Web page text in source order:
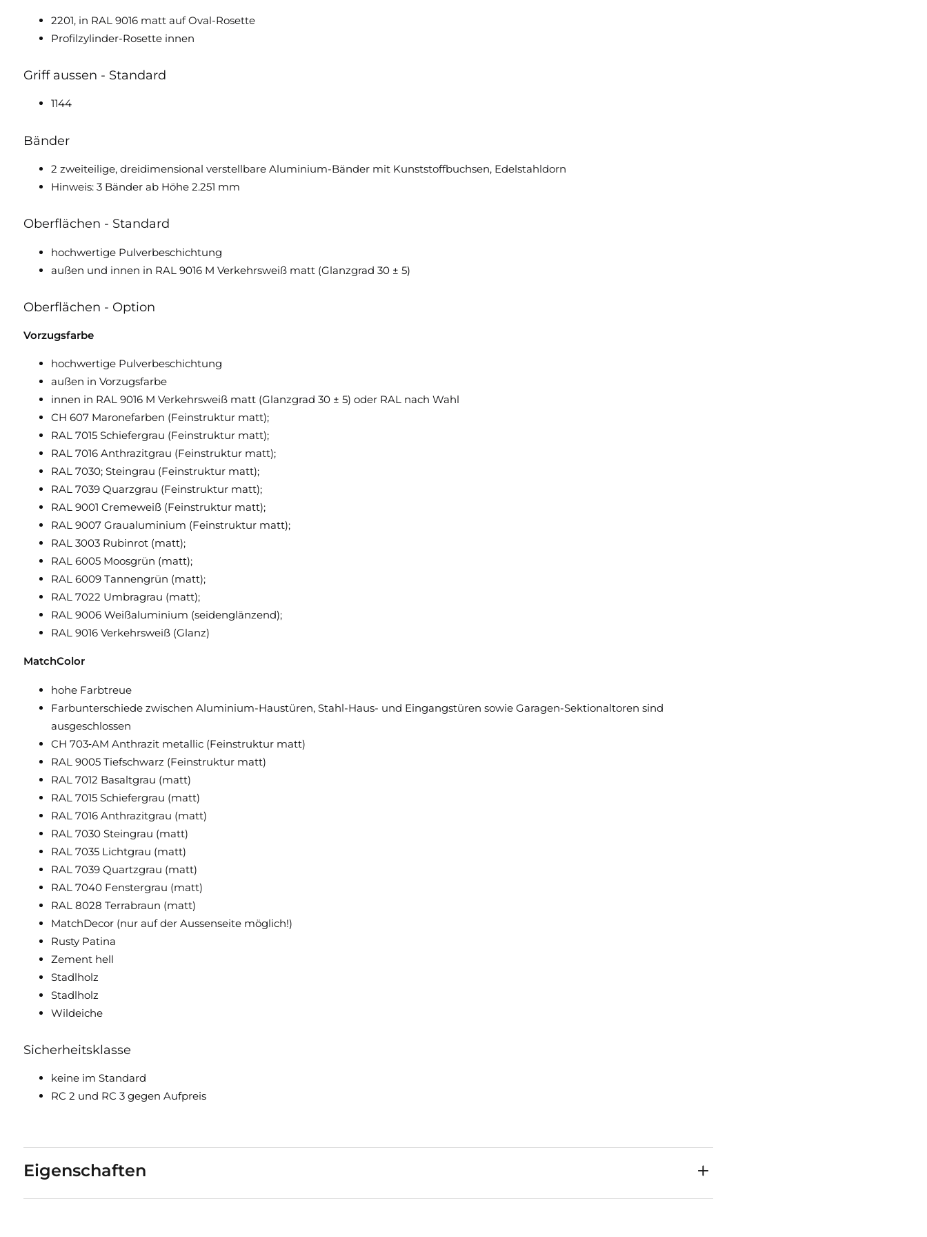
2201, in RAL 9016 matt auf Oval-Rosette
Profilzylinder-Rosette innen
Griff aussen - Standard
1144
Bänder
2 zweiteilige, dreidimensional verstellbare Aluminium-Bänder mit Kunststoffbuchsen, Edelstahldorn
Hinweis: 3 Bänder ab Höhe 2.251 mm
Oberflächen - Standard
hochwertige Pulverbeschichtung
außen und innen in RAL 9016 M Verkehrsweiß matt (Glanzgrad 30 ± 5)
Oberflächen - Option
Vorzugsfarbe
hochwertige Pulverbeschichtung
außen in Vorzugsfarbe
innen in RAL 9016 M Verkehrsweiß matt (Glanzgrad 30 ± 5) oder RAL nach Wahl
CH 607 Maronefarben (Feinstruktur matt);
RAL 7015 Schiefergrau (Feinstruktur matt);
RAL 7016 Anthrazitgrau (Feinstruktur matt);
RAL 7030; Steingrau (Feinstruktur matt);
RAL 7039 Quarzgrau (Feinstruktur matt);
RAL 9001 Cremeweiß (Feinstruktur matt);
RAL 9007 Graualuminium (Feinstruktur matt);
RAL 3003 Rubinrot (matt);
RAL 6005 Moosgrün (matt);
RAL 6009 Tannengrün (matt);
RAL 7022 Umbragrau (matt);
RAL 9006 Weißaluminium (seidenglänzend);
RAL 9016 Verkehrsweiß (Glanz)
MatchColor
hohe Farbtreue
Farbunterschiede zwischen Aluminium-Haustüren, Stahl-Haus- und Eingangstüren sowie Garagen-Sektionaltoren sind
ausgeschlossen
CH 703‑AM Anthrazit metallic (Feinstruktur matt)
RAL 9005 Tiefschwarz (Feinstruktur matt)
RAL 7012 Basaltgrau (matt)
RAL 7015 Schiefergrau (matt)
RAL 7016 Anthrazitgrau (matt)
RAL 7030 Steingrau (matt)
RAL 7035 Lichtgrau (matt)
RAL 7039 Quartzgrau (matt)
RAL 7040 Fenstergrau (matt)
RAL 8028 Terrabraun (matt)
MatchDecor (nur auf der Aussenseite möglich!)
Rusty Patina
Zement hell
Stadlholz
Stadlholz
Wildeiche
Sicherheitsklasse
keine im Standard
RC 2 und RC 3 gegen Aufpreis
Eigenschaften